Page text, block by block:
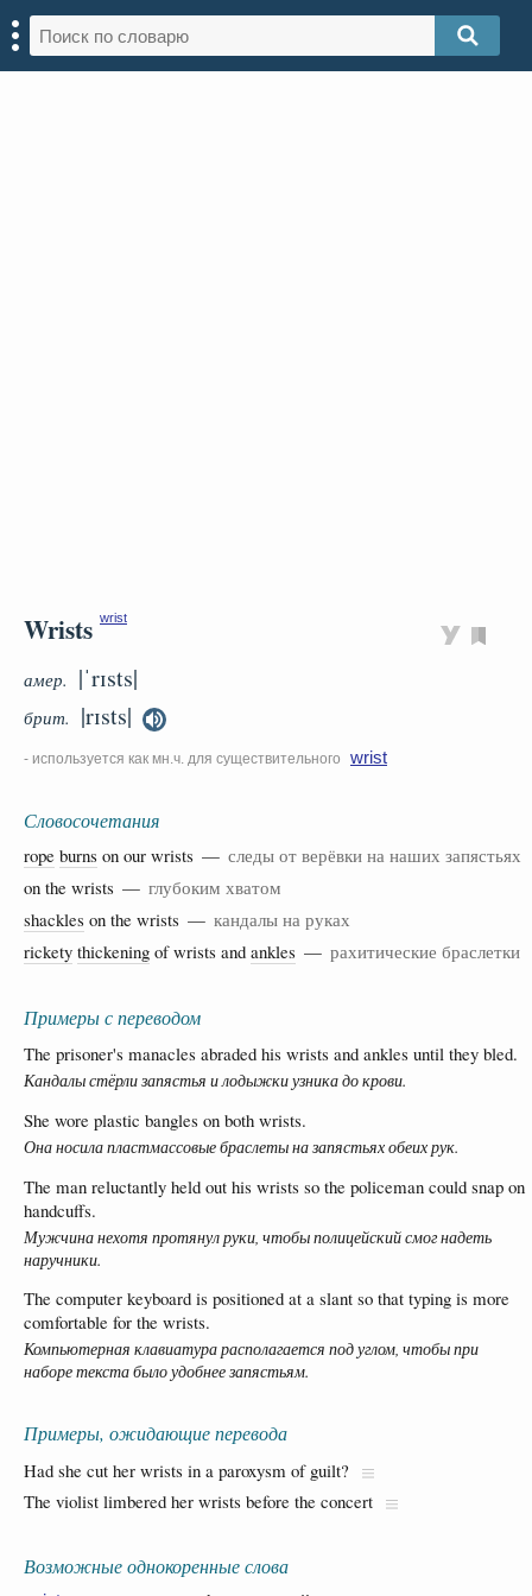
Wrists wrist
амер. |ˈrɪsts|
брит. |rɪsts|
- используется как мн.ч. для существительного wrist
Словосочетания
rope burns on our wrists — следы от верёвки на наших запястьях
on the wrists — глубоким хватом
shackles on the wrists — кандалы на руках
rickety thickening of wrists and ankles — рахитические браслетки
Примеры с переводом
The prisoner's manacles abraded his wrists and ankles until they bled.
Кандалы стёрли запястья и лодыжки узника до крови.
She wore plastic bangles on both wrists.
Она носила пластмассовые браслеты на запястьях обеих рук.
The man reluctantly held out his wrists so the policeman could snap on
handcuffs.
Мужчина нехотя протянул руки, чтобы полицейский смог надеть
наручники.
The computer keyboard is positioned at a slant so that typing is more
comfortable for the wrists.
Компьютерная клавиатура располагается под углом, чтобы при
наборе текста было удобнее запястьям.
Примеры, ожидающие перевода
Had she cut her wrists in a paroxysm of guilt?
The violist limbered her wrists before the concert
Возможные однокоренные слова